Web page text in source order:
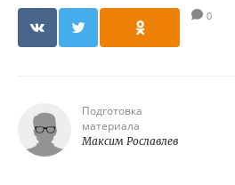
0
Подготовка
материала
Максим Рославлев